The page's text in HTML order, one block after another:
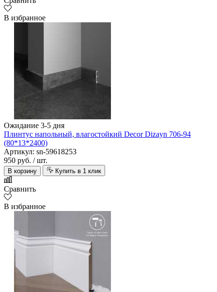
В избранное
Ожидание 3-5 дня
Плинтус напольный, влагостойкий Decor Dizayn 706-94
(80*13*2400)
Артикул: sn-59618253
950 руб. / шт.
В корзину Купить в 1 клик
Сравнить
В избранное